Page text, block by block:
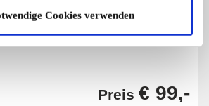
Cookies verwenden
Preis € 99,-